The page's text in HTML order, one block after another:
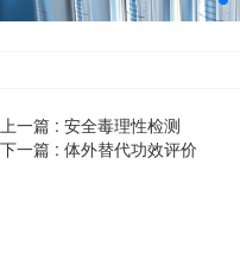
上一篇 : 安全毒理性检测
下一篇 : 体外替代功效评价